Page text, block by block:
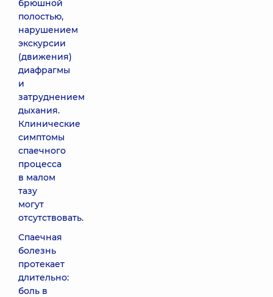
брюшной
полостью,
нарушением
экскурсии
(движения)
диафрагмы
и
затруднением
дыхания.
Клинические
симптомы
спаечного
процесса
в малом
тазу
могут
отсутствовать.
Спаечная
болезнь
протекает
длительно:
боль в